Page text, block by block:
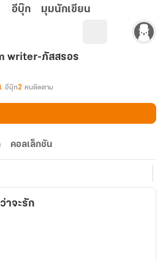
อีบุ๊ก มุมนักเขียน
writer-ภัสสรอร
อีบุ๊ก2 คนติดตาม
คอลเล็กชัน
าจะรัก